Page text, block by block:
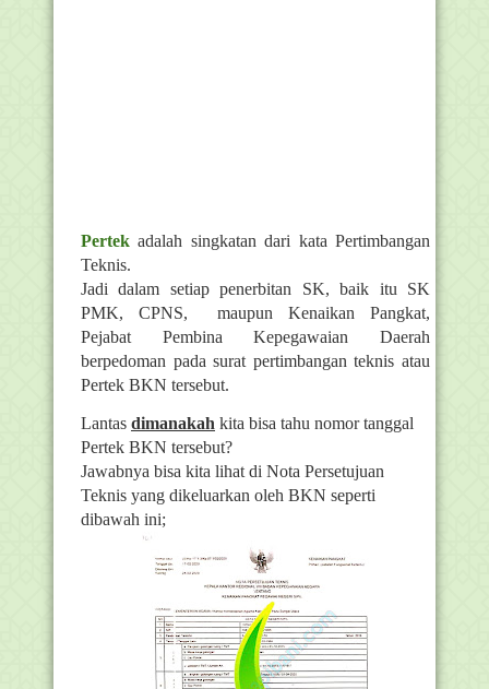
Pertek adalah singkatan dari kata Pertimbangan
Teknis.
Jadi dalam setiap penerbitan SK, baik itu SK
PMK, CPNS, maupun Kenaikan Pangkat,
Pejabat Pembina Kepegawaian Daerah
berpedoman pada surat pertimbangan teknis atau
Pertek BKN tersebut.
Lantas dimanakah kita bisa tahu nomor tanggal
Pertek BKN tersebut?
Jawabnya bisa kita lihat di Nota Persetujuan
Teknis yang dikeluarkan oleh BKN seperti
dibawah ini;